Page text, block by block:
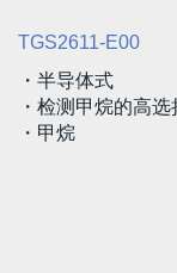
TGS2611-E00
・半导体式
・检测甲烷的高
・甲烷